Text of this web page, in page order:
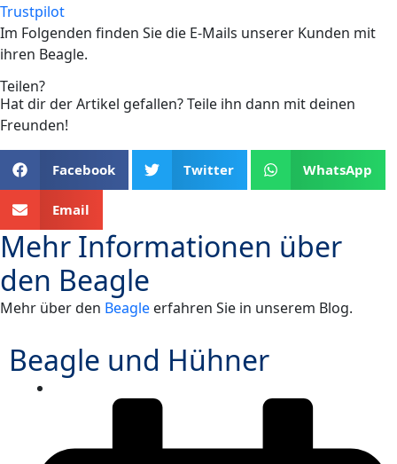
Trustpilot
Im Folgenden finden Sie die E-Mails unserer Kunden mit
ihren Beagle.
Teilen?
Hat dir der Artikel gefallen? Teile ihn dann mit deinen
Freunden!
Facebook Twitter WhatsApp
Email
Mehr Informationen über
den Beagle
Mehr über den Beagle erfahren Sie in unserem Blog.
Beagle und Hühner